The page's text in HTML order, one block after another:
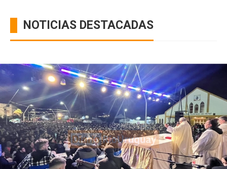
NOTICIAS DESTACADAS